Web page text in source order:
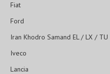
Fiat
Ford
Iran Khodro Samand EL / LX / TU
Iveco
Lancia